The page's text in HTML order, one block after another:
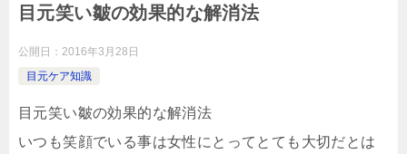
目元笑い皺の効果的な解消法
公開日： 2016年3月28日
目元ケア知識
目元笑い皺の効果的な解消法
いつも笑顔でいる事は女性にとってとても大切だとは